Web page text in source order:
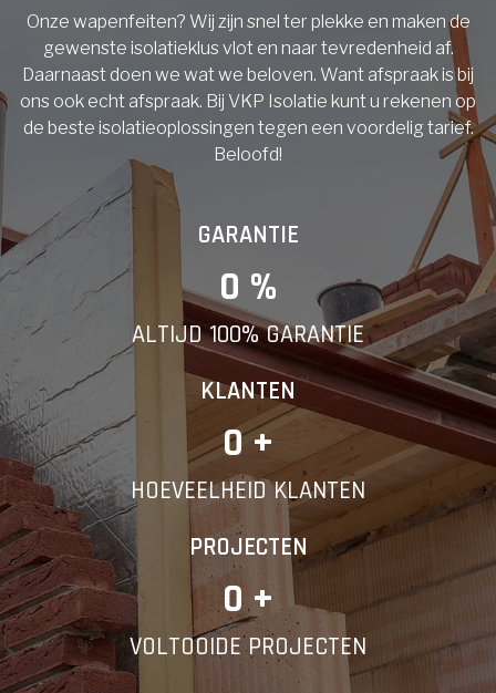
Onze wapenfeiten? Wij zijn snel ter plekke en maken de
gewenste isolatieklus vlot en naar tevredenheid af.
Daarnaast doen we wat we beloven. Want afspraak is bij
ons ook echt afspraak. Bij VKP Isolatie kunt u rekenen op
de beste isolatieoplossingen tegen een voordelig tarief.
Beloofd!
GARANTIE
0 %
ALTIJD 100% GARANTIE
KLANTEN
0 +
HOEVEELHEID KLANTEN
PROJECTEN
0 +
VOLTOOIDE PROJECTEN